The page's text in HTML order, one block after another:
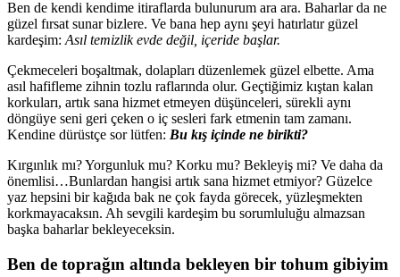
Ben de kendi kendime itiraflarda bulunurum ara ara. Baharlar da ne
güzel fırsat sunar bizlere. Ve bana hep aynı şeyi hatırlatır güzel
kardeşim: Asıl temizlik evde değil, içeride başlar.
Çekmeceleri boşaltmak, dolapları düzenlemek güzel elbette. Ama
asıl hafifleme zihnin tozlu raflarında olur. Geçtiğimiz kıştan kalan
korkuları, artık sana hizmet etmeyen düşünceleri, sürekli aynı
döngüye seni geri çeken o iç sesleri fark etmenin tam zamanı.
Kendine dürüstçe sor lütfen: Bu kış içinde ne birikti?
Kırgınlık mı? Yorgunluk mu? Korku mu? Bekleyiş mi? Ve daha da
önemlisi…Bunlardan hangisi artık sana hizmet etmiyor? Güzelce
yaz hepsini bir kağıda bak ne çok fayda görecek, yüzleşmekten
korkmayacaksın. Ah sevgili kardeşim bu sorumluluğu almazsan
başka baharlar bekleyeceksin.
Ben de toprağın altında bekleyen bir tohum gibiyim